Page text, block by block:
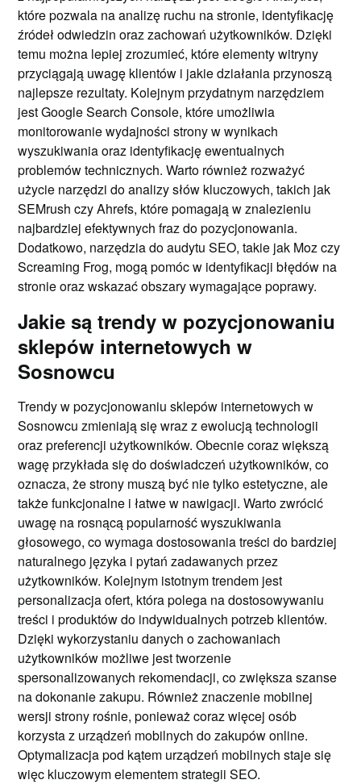
które pozwala na analizę ruchu na stronie, identyfikację
źródeł odwiedzin oraz zachowań użytkowników. Dzięki
temu można lepiej zrozumieć, które elementy witryny
przyciągają uwagę klientów i jakie działania przynoszą
najlepsze rezultaty. Kolejnym przydatnym narzędziem
jest Google Search Console, które umożliwia
monitorowanie wydajności strony w wynikach
wyszukiwania oraz identyfikację ewentualnych
problemów technicznych. Warto również rozważyć
użycie narzędzi do analizy słów kluczowych, takich jak
SEMrush czy Ahrefs, które pomagają w znalezieniu
najbardziej efektywnych fraz do pozycjonowania.
Dodatkowo, narzędzia do audytu SEO, takie jak Moz czy
Screaming Frog, mogą pomóc w identyfikacji błędów na
stronie oraz wskazać obszary wymagające poprawy.
Jakie są trendy w pozycjonowaniu
sklepów internetowych w
Sosnowcu
Trendy w pozycjonowaniu sklepów internetowych w
Sosnowcu zmieniają się wraz z ewolucją technologii
oraz preferencji użytkowników. Obecnie coraz większą
wagę przykłada się do doświadczeń użytkowników, co
oznacza, że strony muszą być nie tylko estetyczne, ale
także funkcjonalne i łatwe w nawigacji. Warto zwrócić
uwagę na rosnącą popularność wyszukiwania
głosowego, co wymaga dostosowania treści do bardziej
naturalnego języka i pytań zadawanych przez
użytkowników. Kolejnym istotnym trendem jest
personalizacja ofert, która polega na dostosowywaniu
treści i produktów do indywidualnych potrzeb klientów.
Dzięki wykorzystaniu danych o zachowaniach
użytkowników możliwe jest tworzenie
spersonalizowanych rekomendacji, co zwiększa szanse
na dokonanie zakupu. Również znaczenie mobilnej
wersji strony rośnie, ponieważ coraz więcej osób
korzysta z urządzeń mobilnych do zakupów online.
Optymalizacja pod kątem urządzeń mobilnych staje się
więc kluczowym elementem strategii SEO.